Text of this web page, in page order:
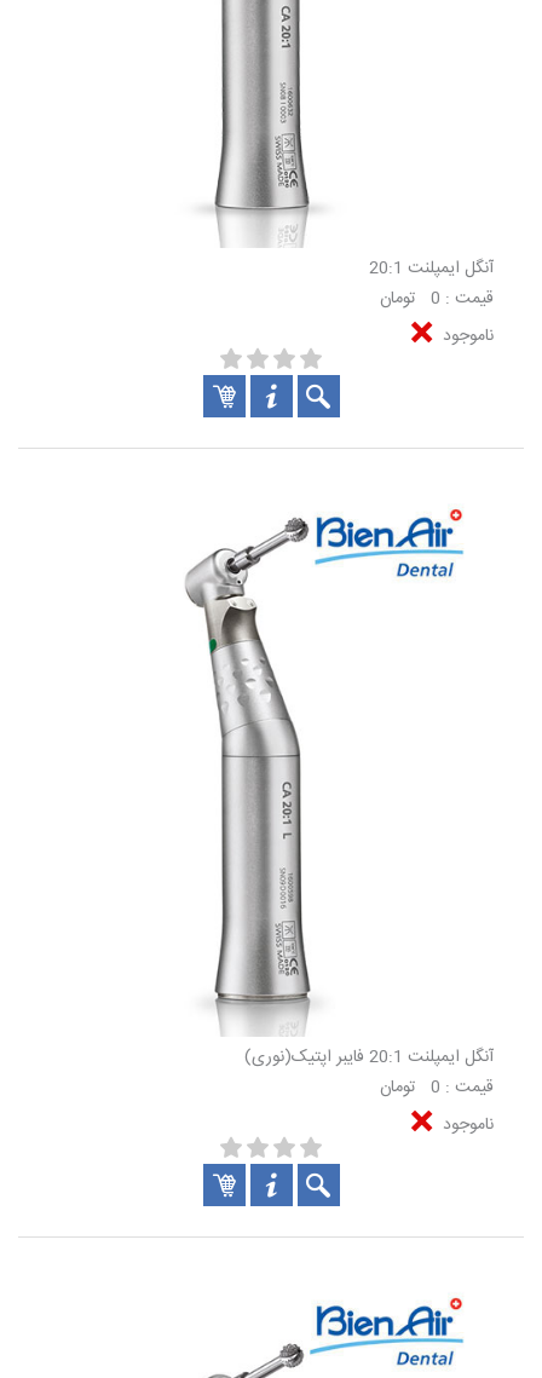
آنگل ایمپلنت 20:1
قیمت : 0 تومان
ناموجود
آنگل ایمپلنت 20:1 فایبر اپتیک(نوری)
قیمت : 0 تومان
ناموجود